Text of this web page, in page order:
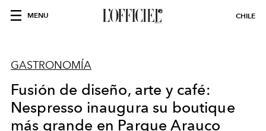
MENU CHILE
GASTRONOMÍA
Fusión de diseño, arte y café:
Nespresso inaugura su boutique
más grande en Parque Arauco